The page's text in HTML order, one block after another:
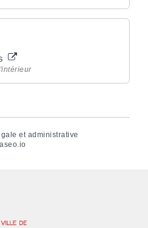
et administrative